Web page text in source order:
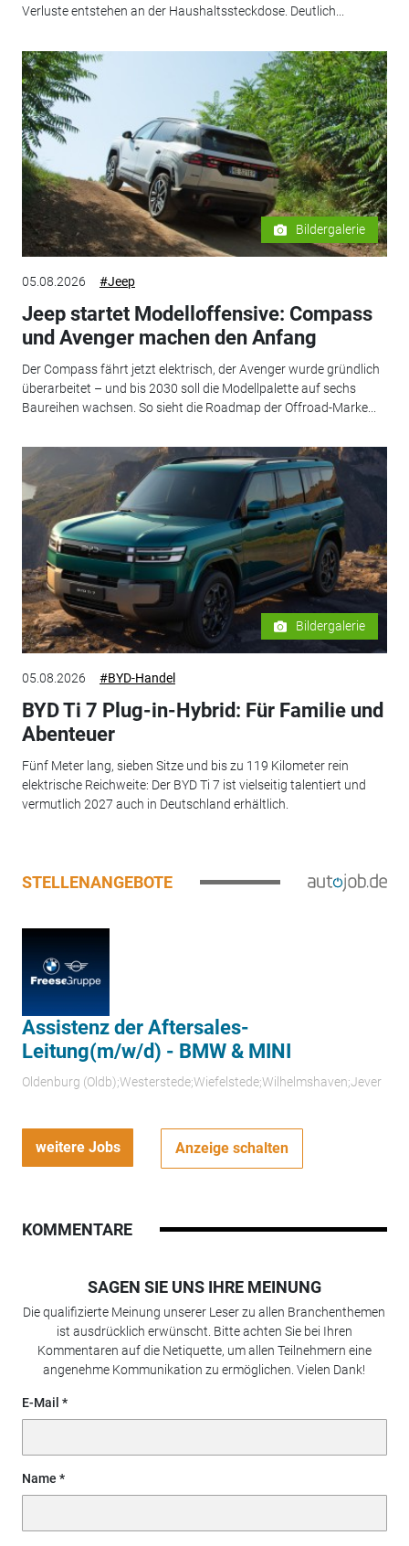
Verluste entstehen an der Haushaltssteckdose. Deutlich...
Bildergalerie
05.08.2026 #Jeep
Jeep startet Modelloffensive: Compass
und Avenger machen den Anfang
Der Compass fährt jetzt elektrisch, der Avenger wurde gründlich
überarbeitet – und bis 2030 soll die Modellpalette auf sechs
Baureihen wachsen. So sieht die Roadmap der Offroad-Marke...
Bildergalerie
05.08.2026 #BYD-Handel
BYD Ti 7 Plug-in-Hybrid: Für Familie und
Abenteuer
Fünf Meter lang, sieben Sitze und bis zu 119 Kilometer rein
elektrische Reichweite: Der BYD Ti 7 ist vielseitig talentiert und
vermutlich 2027 auch in Deutschland erhältlich.
STELLENANGEBOTE
Assistenz der Aftersales-
Leitung(m/w/d) - BMW & MINI
Oldenburg (Oldb);Westerstede;Wiefelstede;Wilhelmshaven;Jever
weitere Jobs Anzeige schalten
KOMMENTARE
SAGEN SIE UNS IHRE MEINUNG
Die qualifizierte Meinung unserer Leser zu allen Branchenthemen
ist ausdrücklich erwünscht. Bitte achten Sie bei Ihren
Kommentaren auf die Netiquette, um allen Teilnehmern eine
angenehme Kommunikation zu ermöglichen. Vielen Dank!
E-Mail
Name